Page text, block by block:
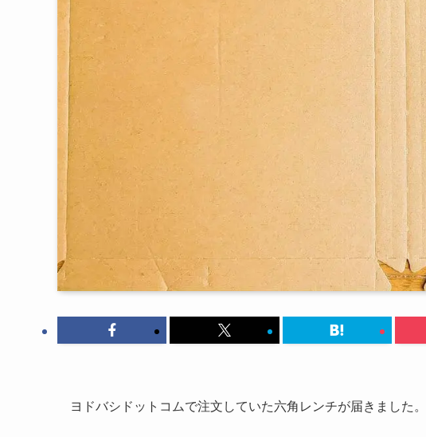
ヨドバシドットコムで注文していた六角レンチが届きました。